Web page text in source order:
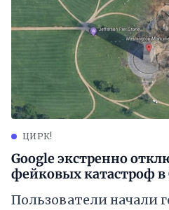
ЦИРК!
Google экстренно
фейковых катастроф в
Пользователи начали